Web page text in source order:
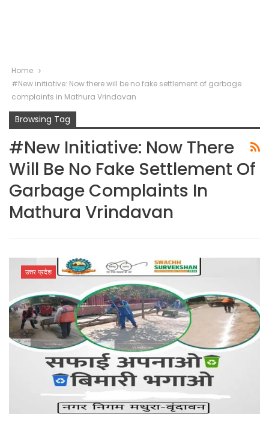
Home
#New initiative: Now there will be no fake settlement of garbage
complaints in Mathura Vrindavan
Browsing Tag
#New Initiative: Now There
Will Be No Fake Settlement Of
Garbage Complaints In
Mathura Vrindavan
उत्तर प्रदेश